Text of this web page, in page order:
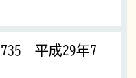
平成29年7